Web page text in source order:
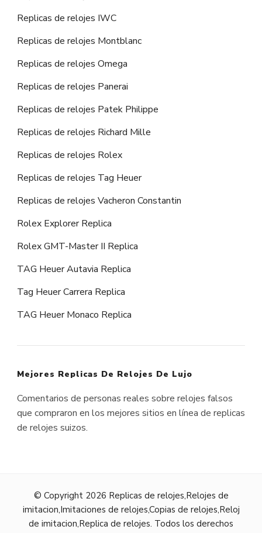
Replicas de relojes IWC
Replicas de relojes Montblanc
Replicas de relojes Omega
Replicas de relojes Panerai
Replicas de relojes Patek Philippe
Replicas de relojes Richard Mille
Replicas de relojes Rolex
Replicas de relojes Tag Heuer
Replicas de relojes Vacheron Constantin
Rolex Explorer Replica
Rolex GMT-Master II Replica
TAG Heuer Autavia Replica
Tag Heuer Carrera Replica
TAG Heuer Monaco Replica
Mejores Replicas De Relojes De Lujo
Comentarios de personas reales sobre relojes falsos
que compraron en los mejores sitios en línea de replicas
de relojes suizos.
© Copyright 2026 Replicas de relojes,Relojes de
imitacion,Imitaciones de relojes,Copias de relojes,Reloj
de imitacion,Replica de relojes. Todos los derechos